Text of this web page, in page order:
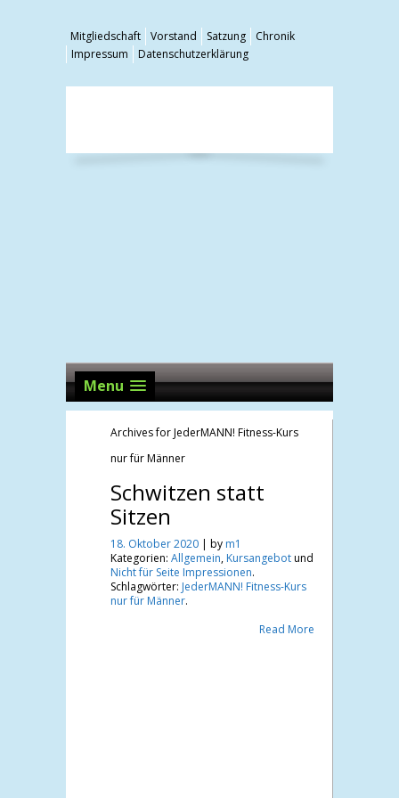
Mitgliedschaft Vorstand Satzung
Chronik
Impressum
Datenschutzerklärung
Menu
Archives forJederMANN! Fitness-Kurs
nur für Männer
Schwitzen statt
Sitzen
18. Oktober 2020 | by m1
Kategorien: Allgemein, Kursangebotund
Nicht für Seite Impressionen.
Schlagwörter: JederMANN! Fitness-Kurs
nur für Männer.
Read More